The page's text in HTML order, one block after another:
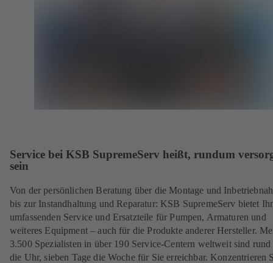
Service bei KSB SupremeServ heißt, rundum
sein
Von der persönlichen Beratung über die Montage und
bis zur Instandhaltung und Reparatur: KSB SupremeServ bietet
umfassenden Service und Ersatzteile für Pumpen, Armaturen und
weiteres Equipment – auch für die Produkte anderer Hersteller.
3.500 Spezialisten in über 190 Service-Centern weltweit sind rund
die Uhr, sieben Tage die Woche für Sie erreichbar. Konzentrieren